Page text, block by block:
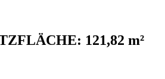
121,82 m²